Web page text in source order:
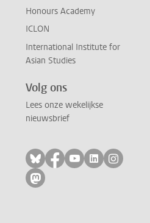
Honours Academy
ICLON
International Institute for
Asian Studies
Volg ons
Lees onze wekelijkse
nieuwsbrief
Volg ons op bluesky
Volg ons op
Volg ons op
Volg ons
Volg
Volg ons op mastodon